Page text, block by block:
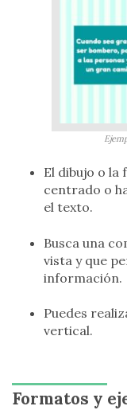
El dibujo o
centrado o
el texto.
Busca una
vista y que
información.
Puedes
vertical.
Formatos y